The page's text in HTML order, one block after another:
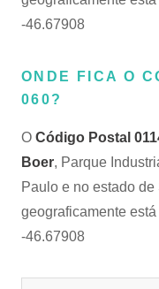
-46.67908
ONDE FICA O
060?
O Código Postal
Boer, Parque
Paulo e no estado
geograficamente
-46.67908